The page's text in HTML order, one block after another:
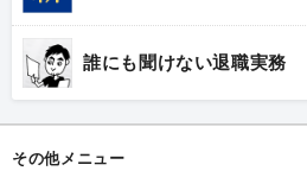
誰にも聞けない退職実務
その他メニュー